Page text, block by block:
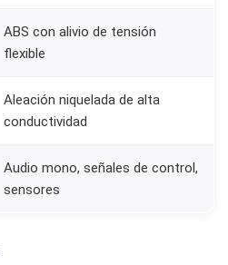
ABS con alivio de tensión
flexible
Aleación niquelada de alta
conductividad
Audio mono, señales de control,
sensores